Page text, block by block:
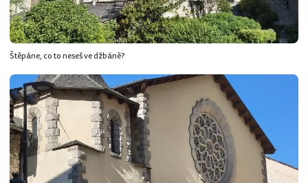
Štěpáne, co to neseš ve džbáně?